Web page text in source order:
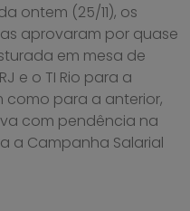
ontem (25/11), os
aprovaram por quase
em mesa de
e o TI Rio para a
como para a anterior,
com pendência na
a Campanha Salarial